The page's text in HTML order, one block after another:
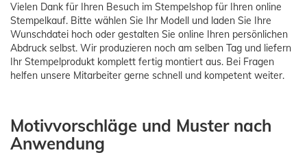
Vielen Dank für Ihren Besuch im Stempelshop für Ihren online
Stempelkauf. Bitte wählen Sie Ihr Modell und laden Sie Ihre
Wunschdatei hoch oder gestalten Sie online Ihren persönlichen
Abdruck selbst. Wir produzieren noch am selben Tag und liefern
Ihr Stempelprodukt komplett fertig montiert aus. Bei Fragen
helfen unsere Mitarbeiter gerne schnell und kompetent weiter.
Motivvorschläge und Muster nach
Anwendung